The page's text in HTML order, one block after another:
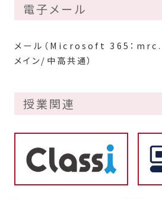
電子メール
メール（Microsoft 365：
メイン/中高共通）
授業関連